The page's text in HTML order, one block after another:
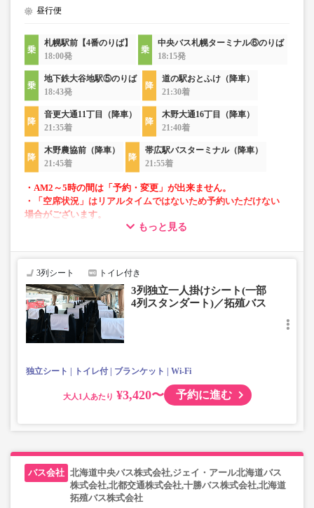
昼行便
札幌駅前【4番のりば】
18:00発
中央バス札幌ターミナル⑥のりば
18:15発
地下鉄大谷地駅⑤のりば
18:43発
道の駅おとふけ（降車）
21:30着
音更大通11丁目（降車）
21:35着
木野大通16丁目（降車）
21:40着
木野農協前（降車）
21:45着
帯広駅バスターミナル（降車）
21:55着
・AM2～5時の間は「予約・変更」が出来ません。
・「空席状況」はリアルタイムではないため予約いただけない
場合がございます。
・1部車両は後方座席は4列シートとなっております。座席指定
・車内トイレ完備で長旅でも安心。
・車内は常時換気し、清掃・除菌を徹底。
もっと見る
3列シート トイレ付き
3列独立一人掛けシート(一部
4列スタンダート)／拓殖バス
独立シート トイレ付 ブランケット Wi-Fi
大人 ¥3,420〜 予約に進む
北海道中央バス株式会社,ジェイ・アール北海道バス
株式会社,北都交通株式会社,十勝バス株式会社,北海道
拓殖バス株式会社